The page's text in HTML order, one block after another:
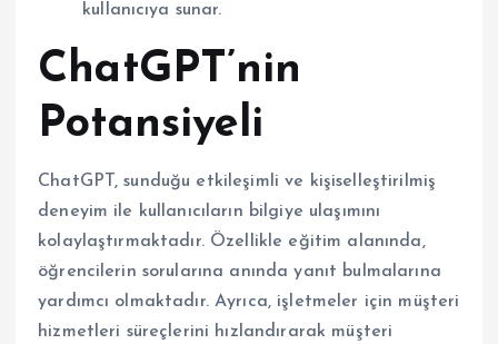
kullanıcıya sunar.
ChatGPT’nin
Potansiyeli
ChatGPT, sunduğu etkileşimli ve kişiselleştirilmiş
deneyim ile kullanıcıların bilgiye ulaşımını
kolaylaştırmaktadır. Özellikle eğitim alanında,
öğrencilerin sorularına anında yanıt bulmalarına
yardımcı olmaktadır. Ayrıca, işletmeler için müşteri
hizmetleri süreçlerini hızlandırarak müşteri